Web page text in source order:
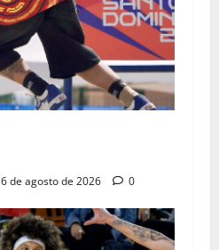
6 de agosto de 2026 0